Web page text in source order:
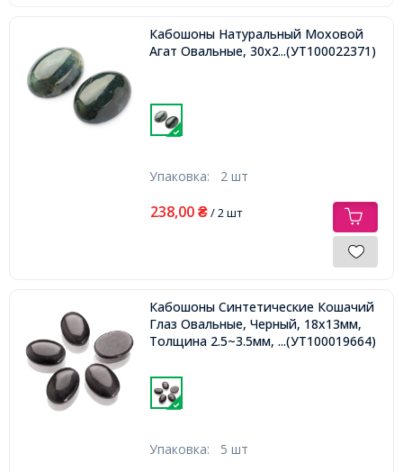
Кабошоны Натуральный Моховой
Агат Овальные, 30x22x9,...(УТ100022371)
Упаковка: 2 шт
238,00 ₴/ 2 шт
Кабошоны Синтетические Кошачий
Глаз Овальные, Черный, 18х13мм,
Толщина 2.5~3.5мм, ...(УТ100019664)
Упаковка: 5 шт